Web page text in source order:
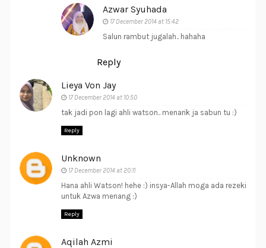
Azwar Syuhada
17 December 2014 at 15:42
Salun rambut jugalah.. hahaha
Reply
Lieya Von Jay
17 December 2014 at 10:50
tak jadi pon lagi ahli watson.. menarik ja sabun tu :)
Reply
Unknown
17 December 2014 at 20:11
Hana ahli Watson! hehe :) insya-Allah moga ada rezeki
untuk Azwa menang :)
Reply
Aqilah Azmi